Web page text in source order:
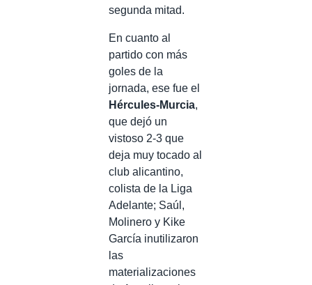
segunda mitad.
En cuanto al
partido con más
goles de la
jornada, ese fue el
Hércules-Murcia,
que dejó un
vistoso 2-3 que
deja muy tocado al
club alicantino,
colista de la Liga
Adelante; Saúl,
Molinero y Kike
García inutilizaron
las
materializaciones